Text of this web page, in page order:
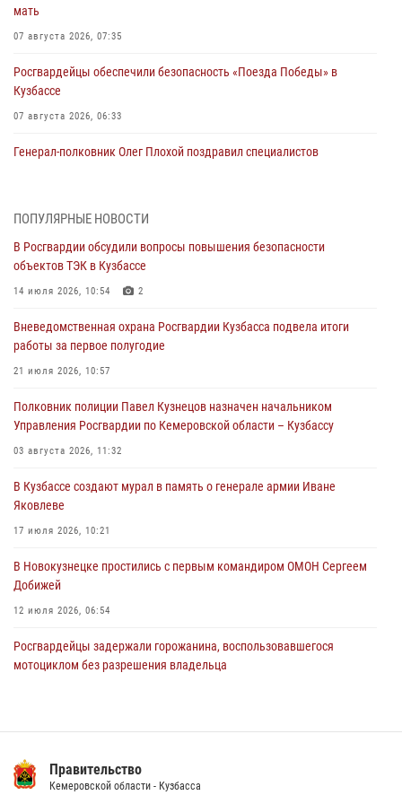
мать
07 августа 2026, 07:35
Росгвардейцы обеспечили безопасность «Поезда Победы» в
Кузбассе
07 августа 2026, 06:33
Генерал-полковник Олег Плохой поздравил специалистов
07 августа 2026, 05:32
С 1 сентября 2026 года вступает в силу новый федеральный закон о
частной охранной деятельности
06 августа 2026, 10:19
Росгвардейцы задержали предполагаемого виновника причинения
ножевого ранения кемеровчанину
06 августа 2026, 09:18
Росгвардейцы задержали мужчину, повредившего имущество
горожанки
06 августа 2026, 08:17
Росгвардейцы пресекли противоправные действия и защитили
новокузнечанку от агрессивного знакомого
06 августа 2026, 07:16
ПОПУЛЯРНЫЕ НОВОСТИ
В Росгвардии обсудили вопросы повышения безопасности
объектов ТЭК в Кузбассе
14 июля 2026, 10:54 2
Вневедомственная охрана Росгвардии Кузбасса подвела итоги
работы за первое полугодие
21 июля 2026, 10:57
Полковник полиции Павел Кузнецов назначен начальником
Управления Росгвардии по Кемеровской области – Кузбассу
03 августа 2026, 11:32
В Кузбассе создают мурал в память о генерале армии Иване
Яковлеве
17 июля 2026, 10:21
В Новокузнецке простились с первым командиром ОМОН Сергеем
Добижей
12 июля 2026, 06:54
Росгвардейцы задержали горожанина, воспользовавшегося
мотоциклом без разрешения владельца
24 июля 2026, 10:35 3
Правительство
Кемеровской области - Кузбасса